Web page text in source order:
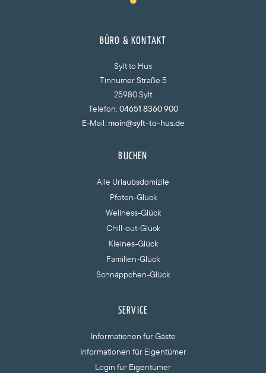
BÜRO & KONTAKT
Sylt to Hus
Tinnumer Straße 5
25980 Sylt
Telefon: 04651 8360 900
E-Mail: moin@sylt-to-hus.de
BUCHEN
Alle Urlaubsdomizile
Pfoten-Glück
Wellness-Glück
Chill-out-Glück
Kleines-Glück
Familien-Glück
Schnäppchen-Glück
SERVICE
Informationen für Gäste
Informationen für Eigentümer
Login für Eigentümer